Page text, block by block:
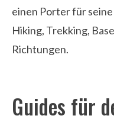
einen Porter für
Hiking, Trekking,
Richtungen.
Guides für